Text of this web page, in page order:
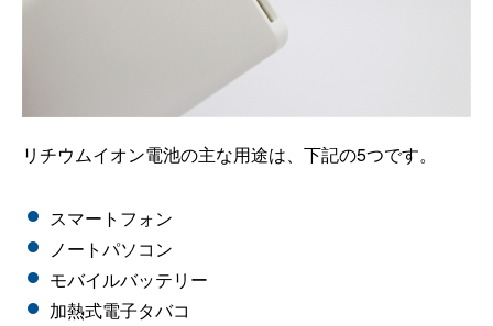
リチウムイオン電池の主な用途は、下記の5つです。
スマートフォン
ノートパソコン
モバイルバッテリー
加熱式電子タバコ